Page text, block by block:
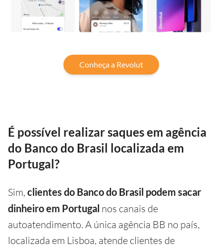
Conheça a Revolut
É possível realizar saques em agência
do Banco do Brasil localizada em
Portugal?
Sim, clientes do Banco do Brasil podem sacar
dinheiro em Portugal nos canais de
autoatendimento. A única agência BB no país,
localizada em Lisboa, atende clientes de